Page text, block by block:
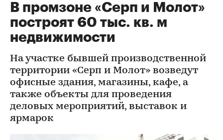
В промзоне «Серп и Молот»
построят 60 тыс. кв. м
недвижимости
На участке бывшей производственной
территории «Серп и Молот» возведут
офисные здания, магазины, кафе, а
также объекты для проведения
деловых мероприятий, выставок и
ярмарок